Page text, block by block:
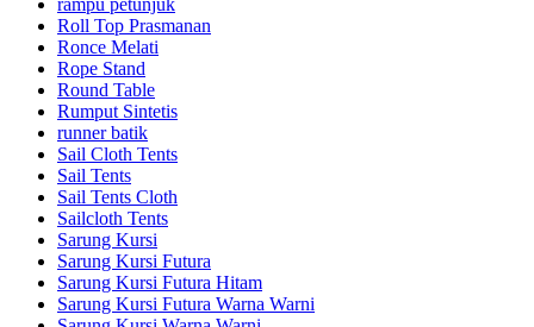
Roll Top Prasmanan
Ronce Melati
Rope Stand
Round Table
Rumput Sintetis
runner batik
Sail Cloth Tents
Sail Tents
Sail Tents Cloth
Sailcloth Tents
Sarung Kursi
Sarung Kursi Futura
Sarung Kursi Futura Hitam
Sarung Kursi Futura Warna Warni